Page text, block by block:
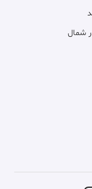
شمال